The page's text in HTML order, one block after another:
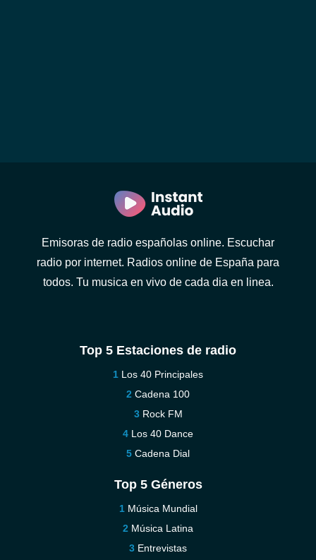
Emisoras de radio españolas online. Escuchar
radio por internet. Radios online de España para
todos. Tu musica en vivo de cada dia en linea.
Top 5 Estaciones de radio
Los 40 Principales
Cadena 100
Rock FM
Los 40 Dance
Cadena Dial
Top 5 Géneros
Música Mundial
Música Latina
Entrevistas